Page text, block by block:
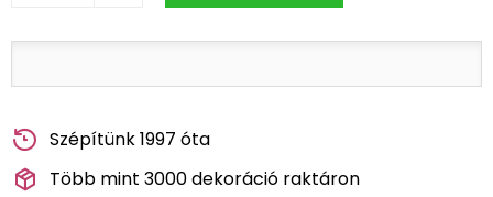
Szépítünk 1997 óta
Több mint 3000 dekoráció raktáron